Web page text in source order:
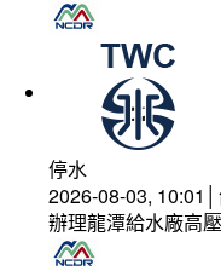
停水
2026-08-03,
辦理龍潭給水廠高